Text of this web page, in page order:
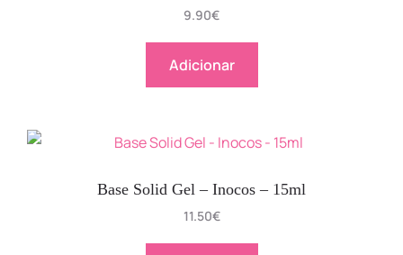
9.90€
Adicionar
Base Solid Gel – Inocos – 15ml
11.50€